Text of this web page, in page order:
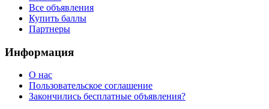
Все объявления
Купить баллы
Партнеры
Информация
О нас
Пользовательское соглашение
Закончились бесплатные объявления?